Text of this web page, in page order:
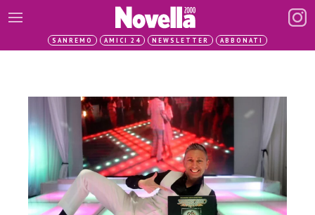
SANREMO AMICI 24 NEWSLETTER ABBONATI